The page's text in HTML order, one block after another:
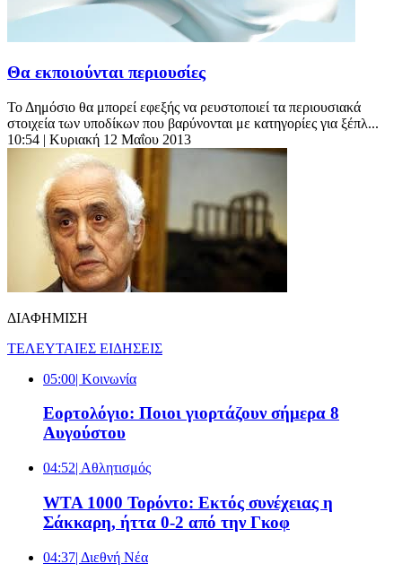
Θα εκποιούνται περιουσίες
Το Δημόσιο θα μπορεί εφεξής να ρευστοποιεί τα περιουσιακά
στοιχεία των υποδίκων που βαρύνονται με κατηγορίες για ξέπλ...
10:54 | Κυριακή 12 Μαΐου 2013
ΔΙΑΦΗΜΙΣΗ
ΤΕΛΕΥΤΑΙΕΣ ΕΙΔΗΣΕΙΣ
05:00| Κοινωνία
Εορτολόγιο: Ποιοι γιορτάζουν σήμερα 8
Αυγούστου
04:52| Αθλητισμός
WTA 1000 Τορόντο: Εκτός συνέχειας η
Σάκκαρη, ήττα 0-2 από την Γκοφ
04:37| Διεθνή Νέα